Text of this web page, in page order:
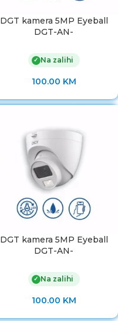
DGT kamera 5MP Eyeball
DGT-AN-
✓ Na zalihi
100.00 KM
DGT kamera 5MP Eyeball
DGT-AN-
✓ Na zalihi
100.00 KM